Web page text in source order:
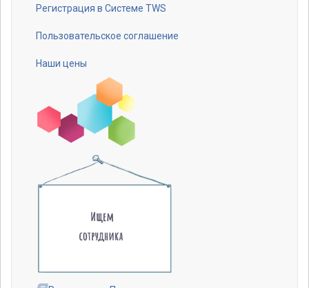
Регистрация в Системе TWS
Пользовательское соглашение
Наши цены